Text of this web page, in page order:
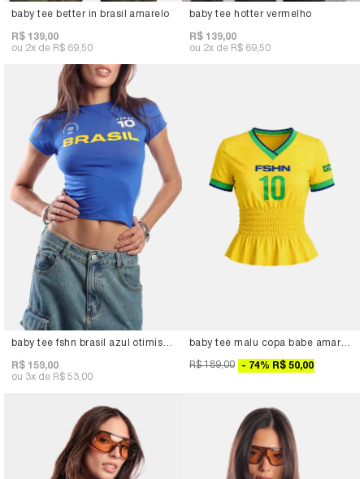
baby tee better in brasil amarelo
R$ 139,00
2x R$ 69,50
baby tee hotter vermelho
R$ 139,00
2x R$ 69,50
baby tee fshn brasil azul otimismo
R$ 159,00
3x R$ 53,00
baby tee malu copa babe amarelo
R$ 189,00 R$ 50,00
74%